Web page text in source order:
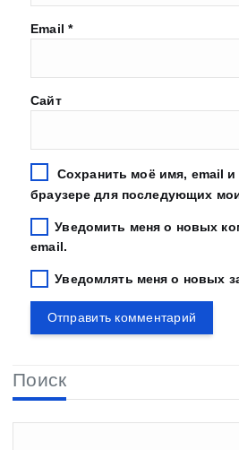
Email *
Сайт
Сохранить моё имя, email и
браузере для последующих
Уведомить меня о новых
email.
Уведомлять меня о новых
Поиск